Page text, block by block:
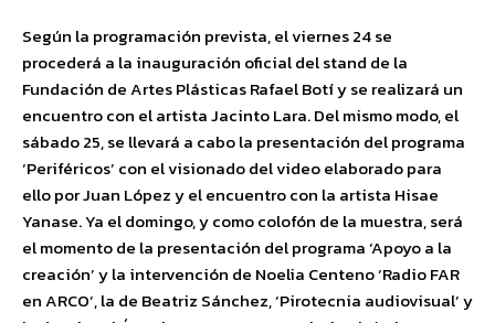
Según la programación prevista, el viernes 24 se
procederá a la inauguración oficial del stand de la
Fundación de Artes Plásticas Rafael Botí y se realizará un
encuentro con el artista Jacinto Lara. Del mismo modo, el
sábado 25, se llevará a cabo la presentación del programa
‘Periféricos’ con el visionado del video elaborado para
ello por Juan López y el encuentro con la artista Hisae
Yanase. Ya el domingo, y como colofón de la muestra, será
el momento de la presentación del programa ‘Apoyo a la
creación’ y la intervención de Noelia Centeno ‘Radio FAR
en ARCO’, la de Beatriz Sánchez, ‘Pirotecnia audiovisual’ y